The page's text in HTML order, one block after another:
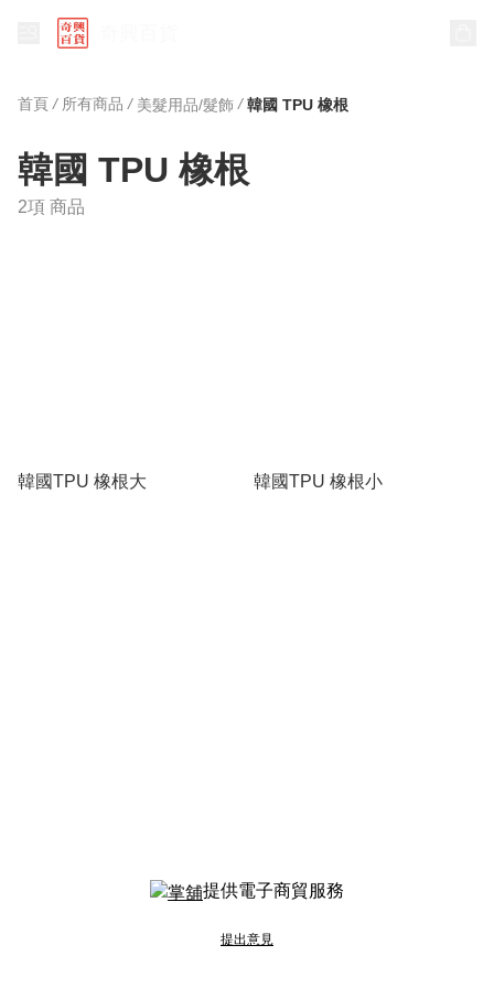
首頁 / 所有商品 / 美髮用品/髮飾 / 韓國 TPU 橡根
韓國 TPU 橡根
2項 商品
韓國TPU 橡根大 韓國TPU 橡根小
提供電子商貿服務
提出意見